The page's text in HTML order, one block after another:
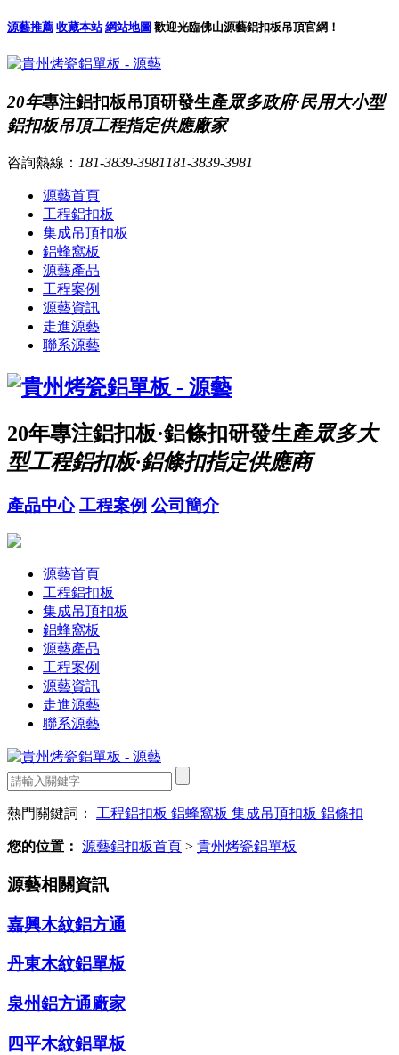
源藝推薦 收藏本站 網站地圖 歡迎光臨佛山源藝鋁扣板吊頂官網！
20年專注鋁扣板吊頂研發生產眾多政府·民用大小型
鋁扣板吊頂工程指定供應廠家
咨詢熱線： 181-3839-3981 181-3839-3981
源藝首頁
工程鋁扣板
集成吊頂扣板
鋁蜂窩板
源藝產品
工程案例
源藝資訊
走進源藝
聯系源藝
20年專注鋁扣板·鋁條扣研發生產眾多大
型工程鋁扣板·鋁條扣指定供應商
產品中心 工程案例 公司簡介
源藝首頁
工程鋁扣板
集成吊頂扣板
鋁蜂窩板
源藝產品
工程案例
源藝資訊
走進源藝
聯系源藝
熱門關鍵詞： 工程鋁扣板 鋁蜂窩板 集成吊頂扣板 鋁條扣
您的位置： 源藝鋁扣板首頁 > 貴州烤瓷鋁單板
源藝相關資訊
嘉興木紋鋁方通
丹東木紋鋁單板
泉州鋁方通廠家
四平木紋鋁單板